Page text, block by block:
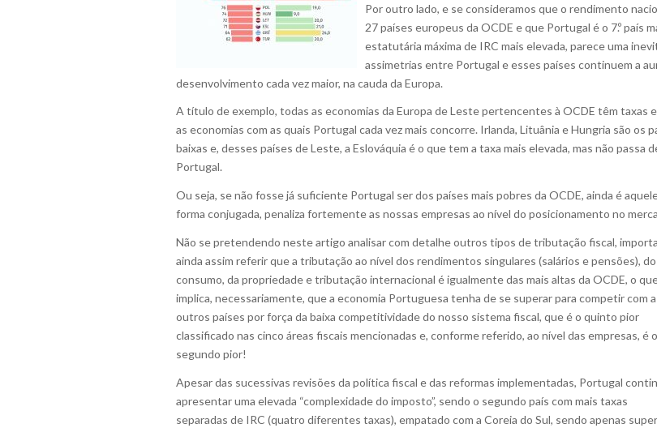
Por outro lado, e se consideramos que o rendimento
27 países europeus da OCDE e que Portugal é o 7.º país
estatutária máxima de IRC mais elevada, parece uma
assimetrias entre Portugal e esses países continuem a
desenvolvimento cada vez maior, na cauda da Europa.
A título de exemplo, todas as economias da Europa de Leste pertencentes à OCDE têm taxas
as economias com as quais Portugal cada vez mais concorre. Irlanda, Lituânia e Hungria são os
baixas e, desses países de Leste, a Eslováquia é o que tem a taxa mais elevada, mas não
Portugal.
Ou seja, se não fosse já suficiente Portugal ser dos países mais pobres da OCDE, ainda é
forma conjugada, penaliza fortemente as nossas empresas ao nível do posicionamento no
Não se pretendendo neste artigo analisar com detalhe outros tipos de tributação fiscal, importa
ainda assim referir que a tributação ao nível dos rendimentos singulares (salários e pensões), do
consumo, da propriedade e tributação internacional é igualmente das mais altas da OCDE, o
implica, necessariamente, que a economia Portuguesa tenha de se superar para competir com
outros países por força da baixa competitividade do nosso sistema fiscal, que é o quinto pior
classificado nas cinco áreas fiscais mencionadas e, conforme referido, ao nível das empresas, é o
segundo pior!
Apesar das sucessivas revisões da política fiscal e das reformas implementadas, Portugal
apresentar uma elevada “complexidade do imposto”, sendo o segundo país com mais taxas
separadas de IRC (quatro diferentes taxas), empatado com a Coreia do Sul, sendo apenas